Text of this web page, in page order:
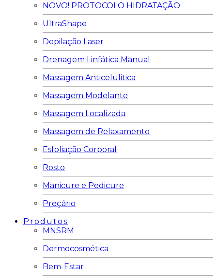
NOVO! PROTOCOLO HIDRATAÇÃO
UltraShape
Depilação Laser
Drenagem Linfática Manual
Massagem Anticelulitica
Massagem Modelante
Massagem Localizada
Massagem de Relaxamento
Esfoliação Corporal
Rosto
Manicure e Pedicure
Preçário
Produtos
MNSRM
Dermocosmética
Bem-Estar